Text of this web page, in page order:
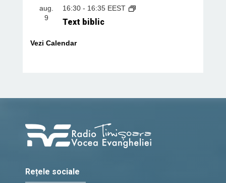
aug.
9
16:30- 16:35 EEST
Text biblic
Vezi Calendar
Rețele sociale